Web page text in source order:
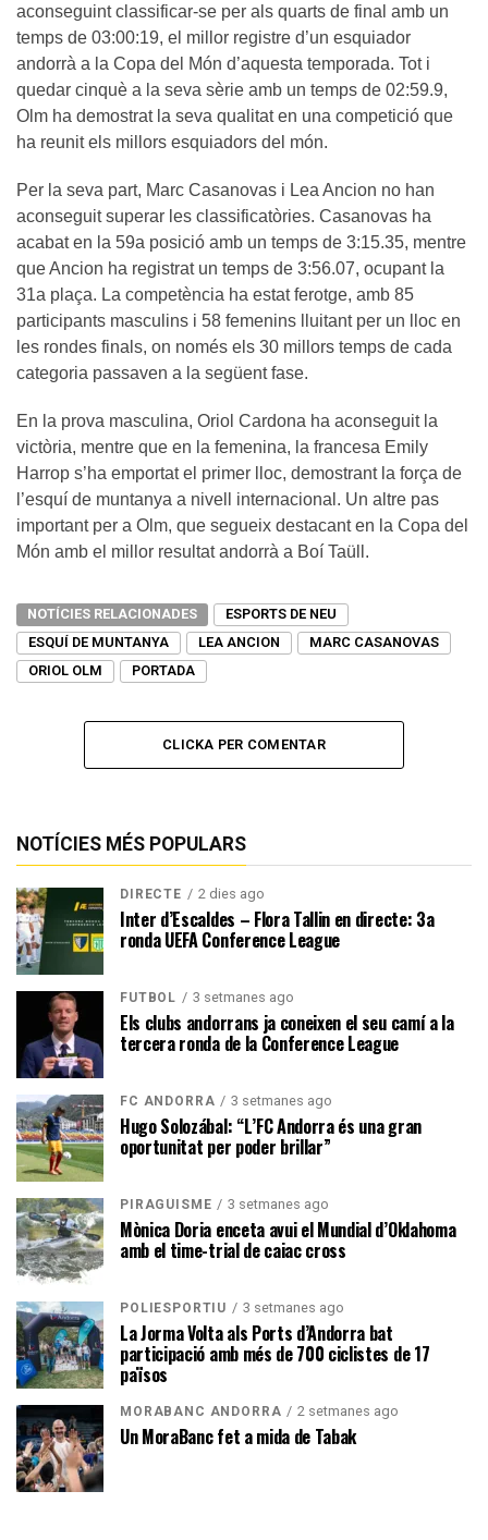
aconseguint classificar-se per als quarts de final amb un
temps de 03:00:19, el millor registre d’un esquiador
andorrà a la Copa del Món d’aquesta temporada. Tot i
quedar cinquè a la seva sèrie amb un temps de 02:59.9,
Olm ha demostrat la seva qualitat en una competició que
ha reunit els millors esquiadors del món.
Per la seva part, Marc Casanovas i Lea Ancion no han
aconseguit superar les classificatòries. Casanovas ha
acabat en la 59a posició amb un temps de 3:15.35, mentre
que Ancion ha registrat un temps de 3:56.07, ocupant la
31a plaça. La competència ha estat ferotge, amb 85
participants masculins i 58 femenins lluitant per un lloc en
les rondes finals, on només els 30 millors temps de cada
categoria passaven a la següent fase.
En la prova masculina, Oriol Cardona ha aconseguit la
victòria, mentre que en la femenina, la francesa Emily
Harrop s’ha emportat el primer lloc, demostrant la força de
l’esquí de muntanya a nivell internacional. Un altre pas
important per a Olm, que segueix destacant en la Copa del
Món amb el millor resultat andorrà a Boí Taüll.
NOTÍCIES RELACIONADES
ESPORTS DE NEU
ESQUÍ DE MUNTANYA
LEA ANCION
MARC CASANOVAS
ORIOL OLM
PORTADA
CLICKA PER COMENTAR
NOTÍCIES MÉS POPULARS
DIRECTE 2 dies ago
Inter d’Escaldes – Flora Tallin en directe: 3a
ronda UEFA Conference League
FUTBOL 3 setmanes ago
Els clubs andorrans ja coneixen el seu camí a la
tercera ronda de la Conference League
FC ANDORRA 3 setmanes ago
Hugo Solozábal: “L’FC Andorra és una gran
oportunitat per poder brillar”
PIRAGÜISME 3 setmanes ago
Mònica Doria enceta avui el Mundial d’Oklahoma
amb el time-trial de caiac cross
POLIESPORTIU 3 setmanes ago
La Jorma Volta als Ports d’Andorra bat
participació amb més de 700 ciclistes de 17
països
MORABANC ANDORRA 2 setmanes ago
Un MoraBanc fet a mida de Tabak